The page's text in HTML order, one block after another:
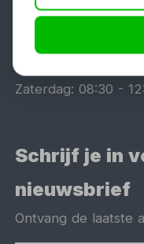
7463 PK Rijssen
Nederland
Zaterdag:08:30 -
Schrijf je in
nieuwsbrief
Ontvang de laatste